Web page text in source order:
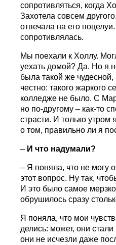
сопротивляться, когда
Захотела совсем
отвечала на его
сопротивлялась.
Мы поехали к Холлу.
уехать домой? Да. Но я
была такой же чудесной,
честно: такого жаркого
колледже не было. С
но по-другому – как-то
страсти. И только утром
о том, правильно ли я
– И что надумали?
– Я поняла, что не могу
этот вопрос. Ну так,
И это было самое
обрушилось сразу
Я поняла, что мои
делись: может, они
они не исчезли даже